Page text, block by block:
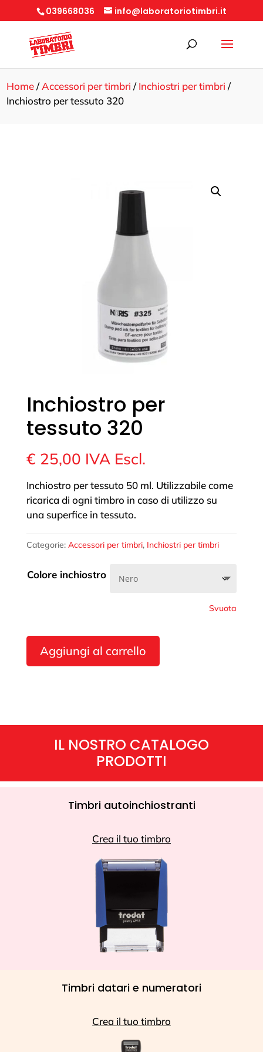
039668036 info@laboratoriotimbri.it
Home/Accessori per timbri /Inchiostri per timbri /
Inchiostro per tessuto 320
Inchiostro per
tessuto 320
€ 25,00 IVA Escl.
Inchiostro per tessuto 50 ml. Utilizzabile come
ricarica di ogni timbro in caso di utilizzo su
una superfice in tessuto.
Categorie: Accessori per timbri, Inchiostri per timbri
Colore inchiostro
Svuota
Aggiungi al carrello
IL NOSTRO CATALOGO
PRODOTTI
Timbri autoinchiostranti
Crea il tuo timbro
Timbri datari e numeratori
Crea il tuo timbro